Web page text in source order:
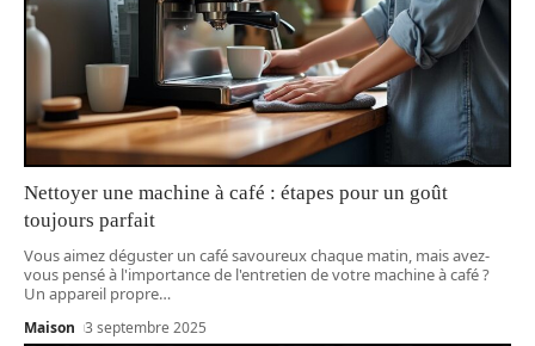
Nettoyer une machine à café : étapes pour un goût
toujours parfait
Vous aimez déguster un café savoureux chaque matin, mais avez-
vous pensé à l'importance de l'entretien de votre machine à café ?
Un appareil propre…
Maison 3 septembre 2025